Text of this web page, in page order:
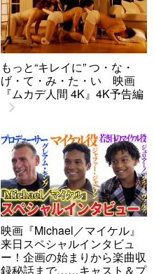
もっと“キレイに” つ・な・
げ・て・み・た・い 映画
『ムカデ人間 4K』4K予告編
映画『Michael／マイケル』
来日スペシャルインタビュ
ー！企画の始まりから楽曲収
録秘話まで……キャスト＆プ